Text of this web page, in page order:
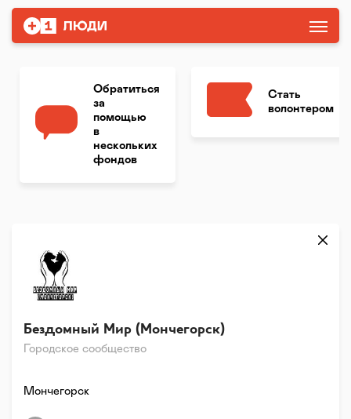
Обратиться
за
помощью
в
нескольких
фондов
Стать
волонтером
Городское сообщество
Бездомный Мир (Мончегорск)
Мончегорск